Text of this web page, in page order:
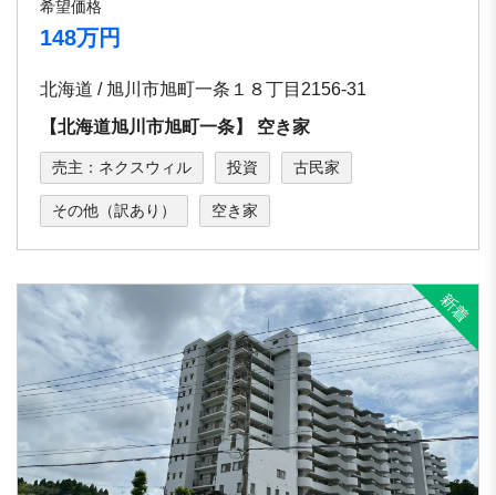
希望価格
148万円
北海道 / 旭川市旭町⼀条１８丁⽬2156-31
【北海道旭川市旭町⼀条】 空き家
売主：ネクスウィル 投資 古民家
その他（訳あり） 空き家